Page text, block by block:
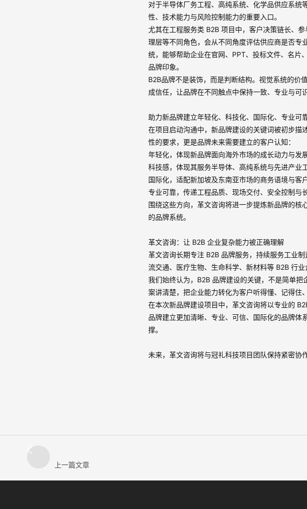
对于半导体厂务工程、高纯系统、化学品供应系
性、技术能力与风险控制能力的重要入口。
尤其在工程服务类 B2B 项目中，客户决策链长、参
理层等不同角色，会从不同角度评估供应商是否专
统，能够帮助企业在官网、 PPT、投标文件、名片
品牌印象。
B2B品牌不是装饰，而是判断结构。视觉系统的价
成信任，让品牌在不同触点中保持一致、专业与可识
助力新品牌建立年轻化、科技化、国际化、专业可
在项目启动沟通中，新品牌建设的关键词被初步
性的要求，更是品牌未来需要建立的客户认知：
年轻化，体现新品牌面向海外市场的成长动力与发
科技感，体现其服务半导体、高纯系统与先进产业
国际化，适配新加坡及东南亚市场的商务语境与客
专业可靠，传递工程品质、现场交付、安全控制与
围绕这些方向，革文咨询将进一步提炼新品牌的
的品牌系统。
革文咨询：让 B2B 企业复杂能力被正确理解
革文咨询长期专注 B2B 品牌服务，持续服务工业
流交通、医疗生物、生命科学、新材料等 B2B 行业
我们始终认为， B2B 品牌建设的关键，不是简单把
案讲清楚，把企业能力转化为客户听得懂、记得住
在本次新品牌建设项目中，革文咨询将以专业的
品牌建立更加清晰、专业、可信、国际化的品牌
撑。
未来，革文咨询将与冠礼科技项目团队保持紧密协
上一篇文章